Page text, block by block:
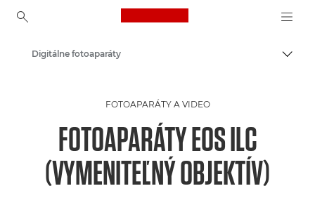
Canon Logo, back to
Digitálne fotoaparáty
FOTOAPARÁTY A VIDEO
FOTOAPARÁTY EOS ILC
(VYMENITEĽNÝ OBJEKTÍV)